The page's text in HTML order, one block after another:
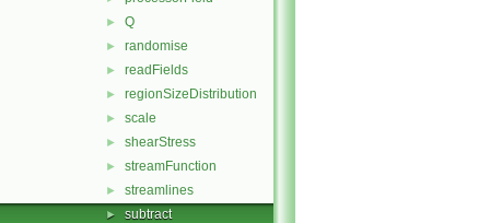
► Q
► randomise
► readFields
► regionSizeDistribution
► scale
► shearStress
► streamFunction
► streamlines
► subtract